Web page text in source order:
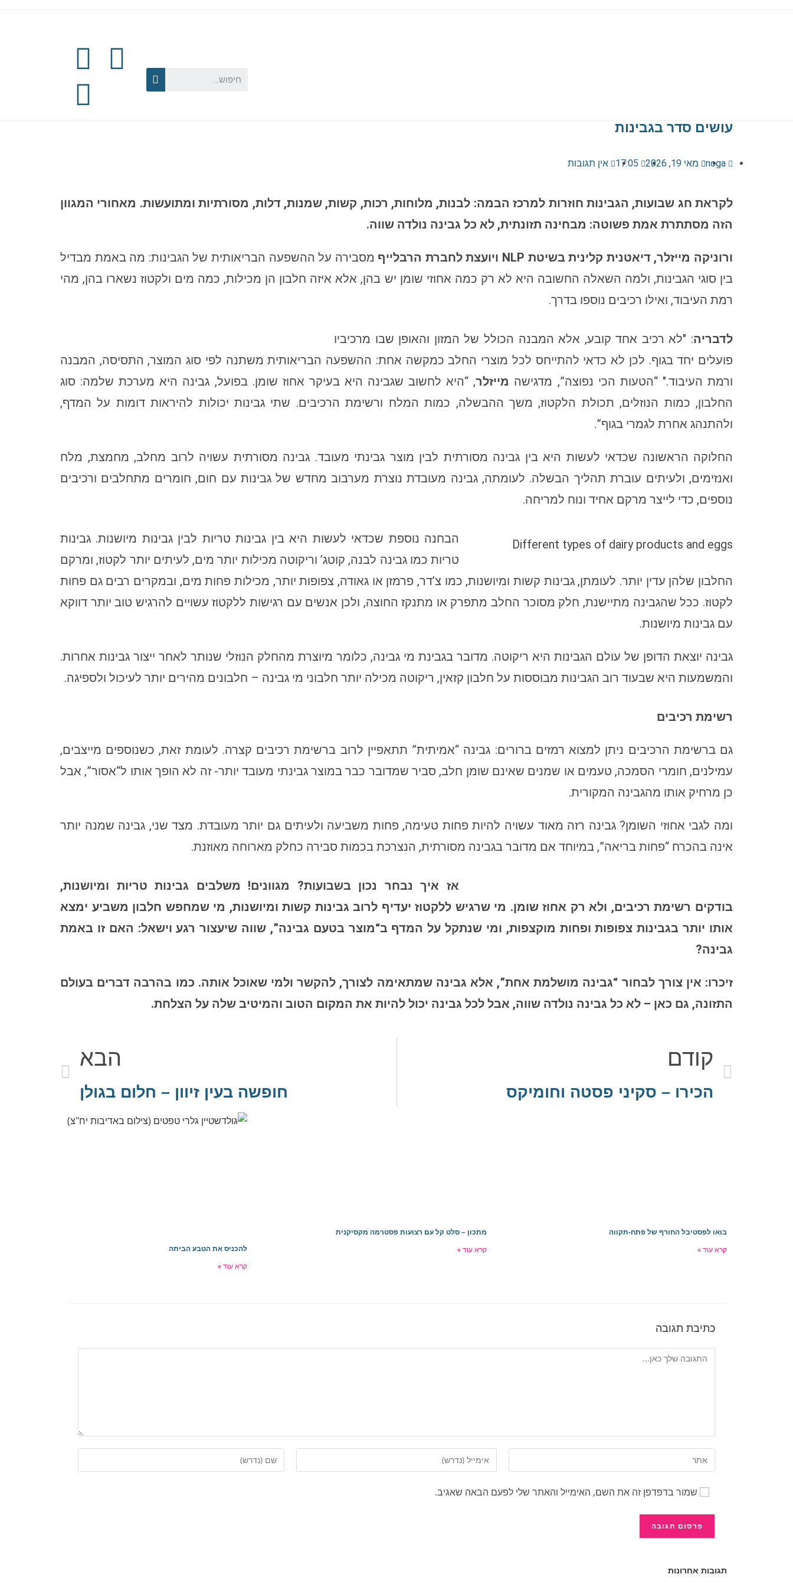
עושים סדר בגבינות
noga מאי 19, 2026 17:05 אין תגובות
לקראת חג שבועות, הגבינות חוזרות למרכז הבמה: לבנות, מלוחות, רכות, קשות, שמנות, דלות, מסורתיות ומתועשות. מאחורי המגוון
הזה מסתתרת אמת פשוטה: מבחינה תזונתית, לא כל גבינה נולדה שווה.
ורוניקה מייזלר, דיאטנית קלינית בשיטת NLP ויועצת לחברת הרבלייף מסבירה על ההשפעה הבריאותית של הגבינות: מה באמת מבדיל
בין סוגי הגבינות, ולמה השאלה החשובה היא לא רק כמה אחוזי שומן יש בהן, אלא איזה חלבון הן מכילות, כמה מים ולקטוז נשארו בהן, מהי
רמת העיבוד, ואילו רכיבים נוספו בדרך.
לדבריה: "לא רכיב אחד קובע, אלא המבנה הכולל של המזון והאופן שבו מרכיביו
פועלים יחד בגוף. לכן לא כדאי להתייחס לכל מוצרי החלב כמקשה אחת: ההשפעה הבריאותית משתנה לפי סוג המוצר, התסיסה, המבנה
ורמת העיבוד." “הטעות הכי נפוצה”, מדגישה מייזלר, “היא לחשוב שגבינה היא בעיקר אחוז שומן. בפועל, גבינה היא מערכת שלמה: סוג
החלבון, כמות הנוזלים, תכולת הלקטוז, משך ההבשלה, כמות המלח ורשימת הרכיבים. שתי גבינות יכולות להיראות דומות על המדף,
ולהתנהג אחרת לגמרי בגוף”.
החלוקה הראשונה שכדאי לעשות היא בין גבינה מסורתית לבין מוצר גבינתי מעובד. גבינה מסורתית עשויה לרוב מחלב, מחמצת, מלח
ואנזימים, ולעיתים עוברת תהליך הבשלה. לעומתה, גבינה מעובדת נוצרת מערבוב מחדש של גבינות עם חום, חומרים מתחלבים ורכיבים
נוספים, כדי לייצר מרקם אחיד ונוח למריחה.
Different types of dairy products and eggs
הבחנה נוספת שכדאי לעשות היא בין גבינות טריות לבין גבינות מיושנות. גבינות
טריות כמו גבינה לבנה, קוטג’ וריקוטה מכילות יותר מים, לעיתים יותר לקטוז, ומרקם
החלבון שלהן עדין יותר. לעומתן, גבינות קשות ומיושנות, כמו צ’דר, פרמזן או גאודה, צפופות יותר, מכילות פחות מים, ובמקרים רבים גם פחות
לקטוז. ככל שהגבינה מתיישנת, חלק מסוכר החלב מתפרק או מתנקז החוצה, ולכן אנשים עם רגישות ללקטוז עשויים להרגיש טוב יותר דווקא
עם גבינות מיושנות.
גבינה יוצאת הדופן של עולם הגבינות היא ריקוטה. מדובר בגבינת מי גבינה, כלומר מיוצרת מהחלק הנוזלי שנותר לאחר ייצור גבינות אחרות.
והמשמעות היא שבעוד רוב הגבינות מבוססות על חלבון קזאין, ריקוטה מכילה יותר חלבוני מי גבינה – חלבונים מהירים יותר לעיכול ולספיגה.
רשימת רכיבים
גם ברשימת הרכיבים ניתן למצוא רמזים ברורים: גבינה “אמיתית” תתאפיין לרוב ברשימת רכיבים קצרה. לעומת זאת, כשנוספים מייצבים,
עמילנים, חומרי הסמכה, טעמים או שמנים שאינם שומן חלב, סביר שמדובר כבר במוצר גבינתי מעובד יותר- זה לא הופך אותו ל“אסור”, אבל
כן מרחיק אותו מהגבינה המקורית.
ומה לגבי אחוזי השומן? גבינה רזה מאוד עשויה להיות פחות טעימה, פחות משביעה ולעיתים גם יותר מעובדת. מצד שני, גבינה שמנה יותר
אינה בהכרח “פחות בריאה”, במיוחד אם מדובר בגבינה מסורתית, הנצרכת בכמות סבירה כחלק מארוחה מאוזנת.
אז איך נבחר נכון בשבועות? מגוונים! משלבים גבינות טריות ומיושנות,
בודקים רשימת רכיבים, ולא רק אחוז שומן. מי שרגיש ללקטוז יעדיף לרוב גבינות קשות ומיושנות, מי שמחפש חלבון משביע ימצא
אותו יותר בגבינות צפופות ופחות מוקצפות, ומי שנתקל על המדף ב“מוצר בטעם גבינה”, שווה שיעצור רגע וישאל: האם זו באמת
גבינה?
זיכרו: אין צורך לבחור “גבינה מושלמת אחת”, אלא גבינה שמתאימה לצורך, להקשר ולמי שאוכל אותה. כמו בהרבה דברים בעולם
התזונה, גם כאן – לא כל גבינה נולדה שווה, אבל לכל גבינה יכול להיות את המקום הטוב והמיטיב שלה על הצלחת.
קודם
הכירו – סקיני פסטה וחומיקס
הבא
חופשה בעין זיוון – חלום בגולן
בואו לפסטיבל החורף של פתח-תקווה
קרא עוד »
מתכון – סלט קל עם רצועות פסטרמה מקסיקנית
קרא עוד » להכניס את הטבע הביתה
קרא עוד »
כתיבת תגובה
שמור בדפדפן זה את השם, האימייל והאתר שלי לפעם הבאה שאגיב.
תגובות אחרונות